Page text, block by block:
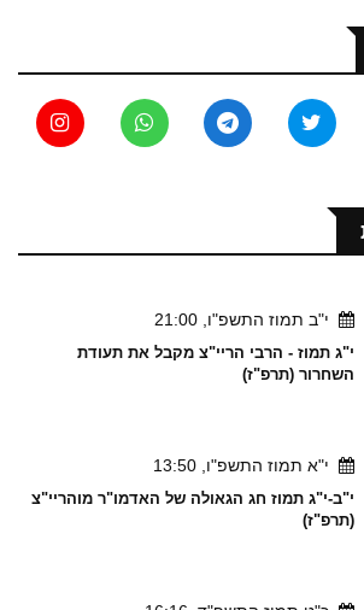
י"ב תמוז התשפ"ו, 21:00
י"ג תמוז - הרבי הריי"צ מקבל את תעודת
השחרור (תרפ"ז)
י"א תמוז התשפ"ו, 13:50
י"ב-י"ג תמוז חג הגאולה של האדמו"ר מוהריי"צ
(תרפ"ז)